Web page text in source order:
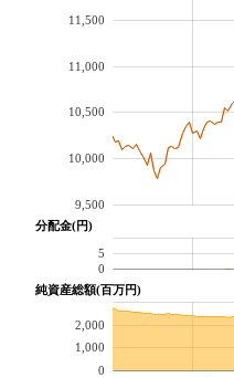
9,500
10,000
10,500
11,000
11,500
分配金(円)
0
5
純資産総額(百万円)
0
1,000
2,000